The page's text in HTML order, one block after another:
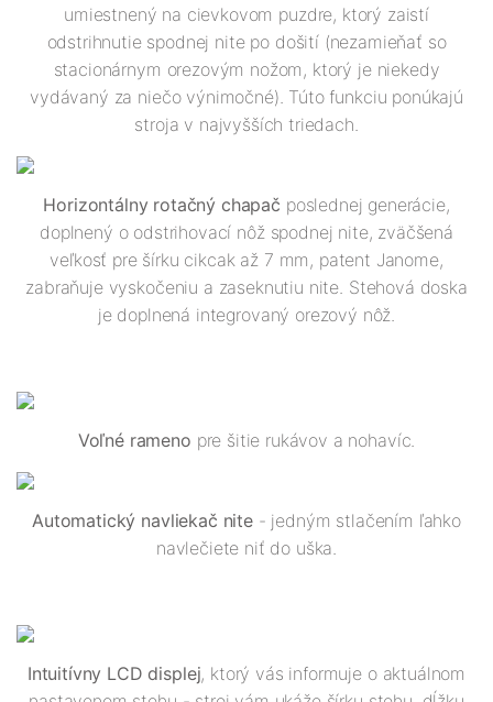
umiestnený na cievkovom puzdre, ktorý zaistí
odstrihnutie spodnej nite po došití (nezamieňať so
stacionárnym orezovým nožom, ktorý je niekedy
vydávaný za niečo výnimočné). Túto funkciu ponúkajú
stroja v najvyšších triedach.
Horizontálny rotačný chapač poslednej generácie,
doplnený o odstrihovací nôž spodnej nite, zväčšená
veľkosť pre šírku cikcak až 7 mm, patent Janome,
zabraňuje vyskočeniu a zaseknutiu nite. Stehová doska
je doplnená integrovaný orezový nôž.
Voľné rameno pre šitie rukávov a nohavíc.
Automatický navliekač nite- jedným stlačením ľahko
navlečiete niť do uška.
Intuitívny LCD displej, ktorý vás informuje o aktuálnom